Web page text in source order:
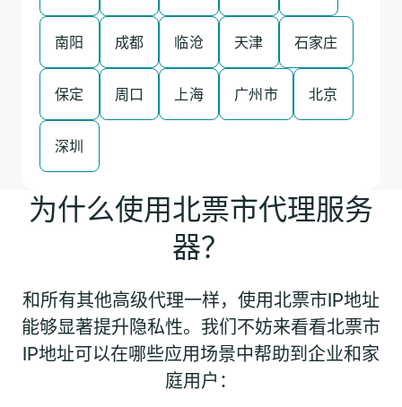
南阳 成都 临沧 天津 石家庄
保定 周口 上海 广州市 北京
深圳
为什么使用北票市代理服务
器？
和所有其他高级代理一样，使用北票市IP地址
能够显著提升隐私性。我们不妨来看看北票市
IP地址可以在哪些应用场景中帮助到企业和家
庭用户：